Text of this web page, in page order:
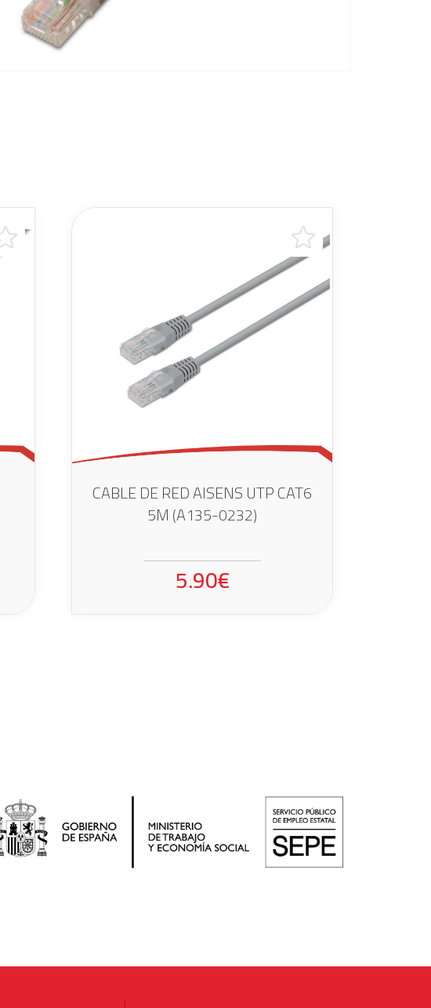
CABLE DE RED AISENS UTP CAT6
5M (A135-0232)
5.90€